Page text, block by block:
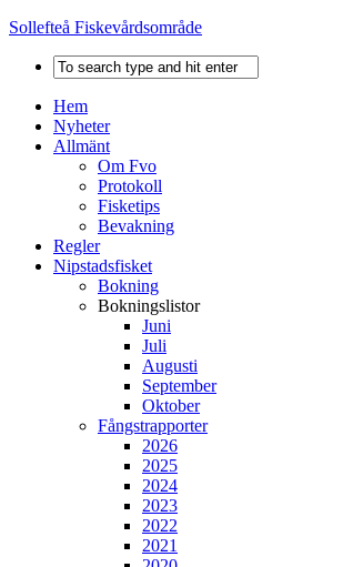
Sollefteå Fiskevårdsområde
Hem
Nyheter
Allmänt
Om Fvo
Protokoll
Fisketips
Bevakning
Regler
Nipstadsfisket
Bokning
Bokningslistor
Juni
Juli
Augusti
September
Oktober
Fångstrapporter
2026
2025
2024
2023
2022
2021